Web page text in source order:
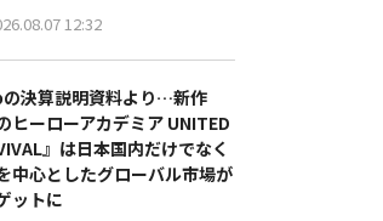
12:32
決算説明資料より…新作
ヒーローアカデミア UNITED
』は日本国内だけでなく
中心としたグローバル市場が
ットに